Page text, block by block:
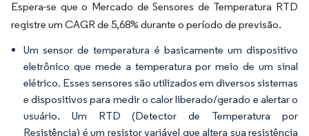
Espera-se que o Mercado de Sensores de Temperatura RTD
registre um CAGR de 5,68% durante o período de previsão.
Um sensor de temperatura é basicamente um dispositivo
eletrônico que mede a temperatura por meio de um sinal
elétrico. Esses sensores são utilizados em diversos sistemas
e dispositivos para medir o calor liberado/gerado e alertar o
usuário. Um RTD (Detector de Temperatura por
Resistência) é um resistor variável que altera sua resistência